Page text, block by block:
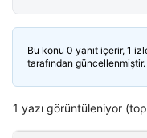
Bu konu 0 yanıt içerir, 1
tarafından güncellenmiştir.
1 yazı görüntüleniyor